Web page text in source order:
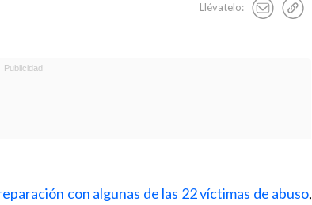
Llévatelo:
con algunas de las 22 víctimas de abuso,